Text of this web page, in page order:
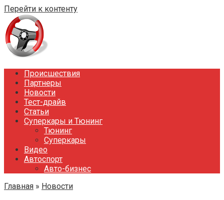
Перейти к контенту
Происшествия
Партнеры
Новости
Тест-драйв
Статьи
Суперкары и Тюнинг
Тюнинг
Суперкары
Видео
Автоспорт
Авто-бизнес
Главная » Новости